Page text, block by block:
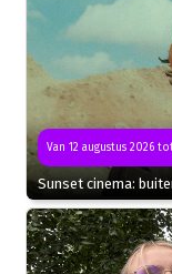
Van 12 augustus 2026
Sunset cinema: